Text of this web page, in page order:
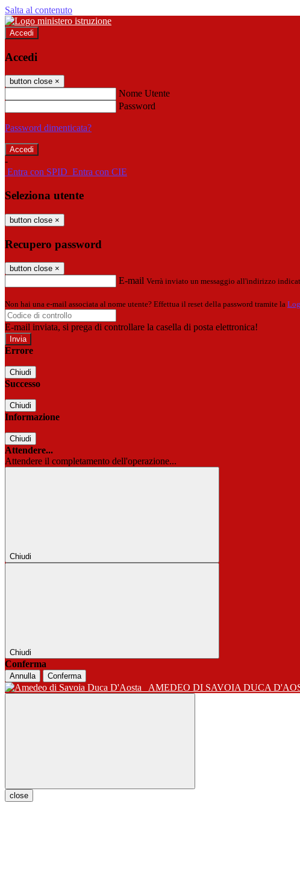
Salta al contenuto
Accedi
Accedi
button close ×
Nome Utente
Password
Password dimenticata?
-
Entra con SPID Entra con CIE
Seleziona utente
button close ×
Recupero password
button close ×
E-mail Verrà inviato un messaggio all'indirizzo
Non hai una e-mail associata al nome utente? Effettua il reset della password tramite la
E-mail inviata, si prega di controllare la casella di posta elettronica!
Errore
Chiudi
Successo
Chiudi
Informazione
Chiudi
Attendere...
Attendere il completamento dell'operazione...
Chiudi
Chiudi
Conferma
Annulla Conferma
AMEDEO DI SAVOIA DUCA
close